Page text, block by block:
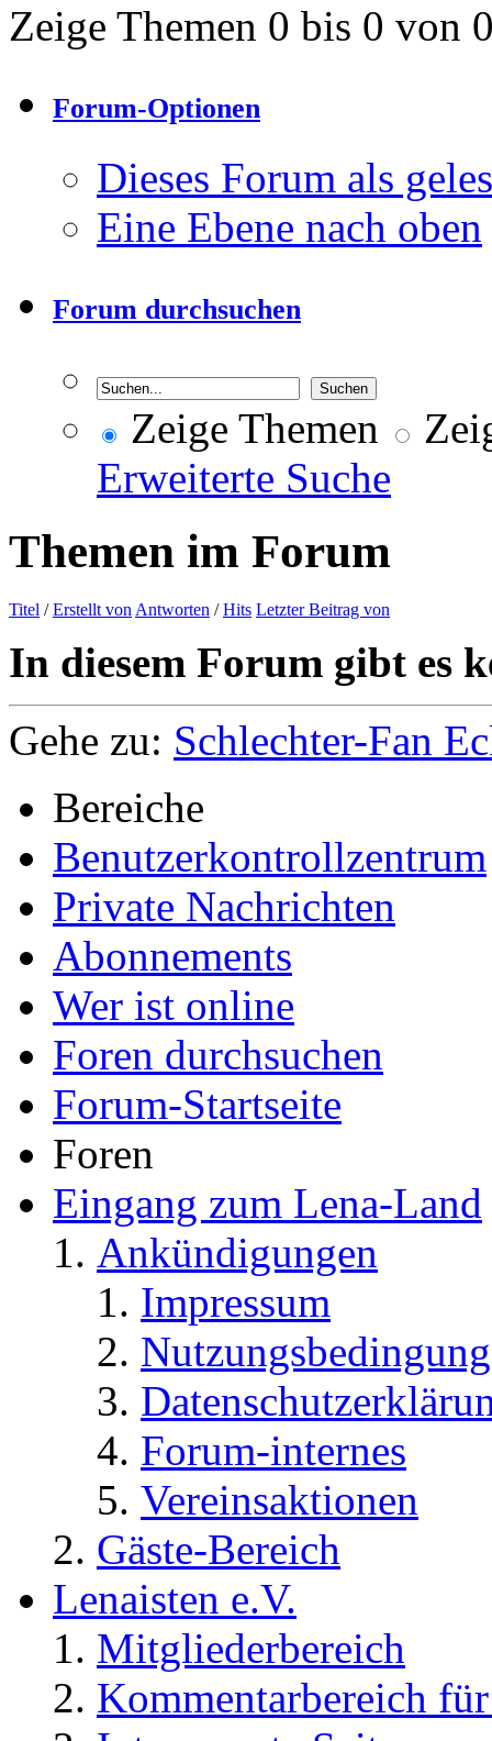
Zeige Themen 0 bis 0 von
Forum-Optionen
Dieses Forum als
Eine Ebene nach oben
Forum durchsuchen
Zeige Themen
Erweiterte Suche
Themen im Forum
Titel /Erstellt von Antworten /Hits Letzter Beitrag von
In diesem Forum gibt es
Gehe zu: Schlechter-Fan
Bereiche
Benutzerkontrollzentrum
Private Nachrichten
Abonnements
Wer ist online
Foren durchsuchen
Forum-Startseite
Foren
Eingang zum Lena-Land
Ankündigungen
Impressum
Forum-internes
Vereinsaktionen
Gäste-Bereich
Lenaisten e.V.
Mitgliederbereich
Kommentarbereich